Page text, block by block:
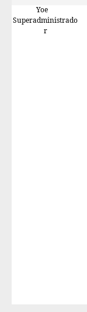
Yoe
Superadministrado
r